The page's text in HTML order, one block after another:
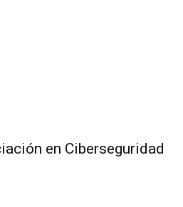
en Ciberseguridad